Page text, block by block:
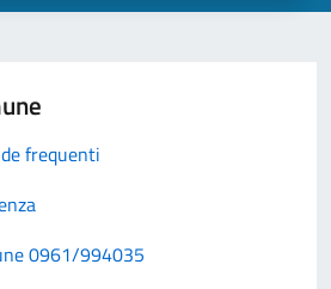
frequenti
0961/994035